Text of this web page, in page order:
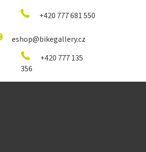
+420 777 681 550
eshop@bikegallery.cz
+420 777 135
356